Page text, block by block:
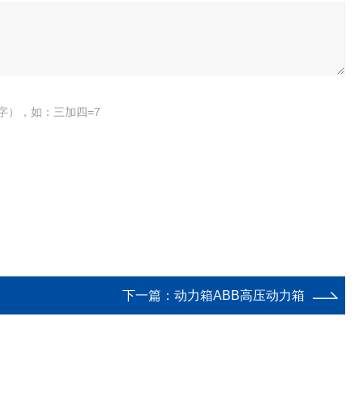
），如：三加四=7
下一篇： 动力箱ABB高压动力箱